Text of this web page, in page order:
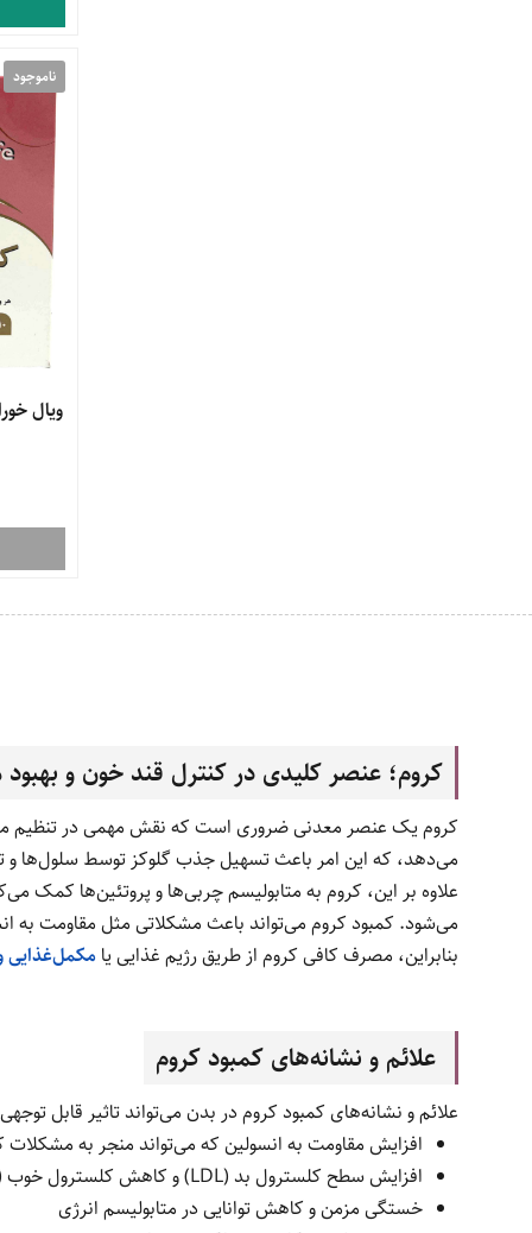
ناموجود
کروم؛ عنصر کلیدی در کنترل قند خون و بهبود
کروم یک عنصر معدنی ضروری است که نقش مهمی در تنظیم
می‌دهد، که این امر باعث تسهیل جذب گلوکز توسط سلول‌ها و تبدیل
علاوه بر این، کروم به متابولیسم چربی‌ها و پروتئین‌ها
می‌شود. کمبود کروم می‌تواند باعث مشکلاتی مثل مقاومت به
بنابراین، مصرف کافی کروم از طریق رژیم غذایی یا مکمل‌غذایی
علائم و نشانه‌های کمبود کروم
علائم و نشانه‌های کمبود کروم در بدن می‌تواند تاثیر قابل
افزایش مقاومت به انسولین که می‌تواند منجر به مشکلات
افزایش سطح کلسترول بد (LDL) و کاهش کلسترول خوب (HDL) که ریسک بیماری‌های قلبی را بالا می‌برد
خستگی مزمن و کاهش توانایی در متابولیسم انرژی